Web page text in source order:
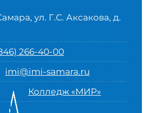
ул. Г.С. Аксакова, д.
266-40-00
imi@imi-samara.ru
Колледж «МИР»